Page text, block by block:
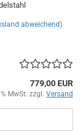
abweichend)
779,00 EUR
MwSt. zzgl. Versand